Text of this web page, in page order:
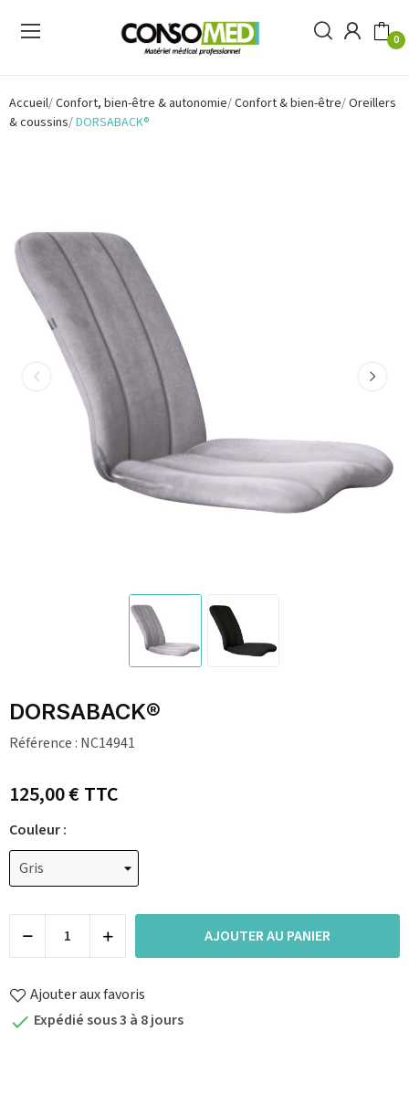
0
Accueil Confort, bien-être & autonomie Confort & bien-être Oreillers
& coussins DORSABACK®
DORSABACK®
Référence : NC14941
125,00 €TTC
Couleur :
AJOUTER AU PANIER
Ajouter aux favoris
 Expédié sous 3 à 8 jours